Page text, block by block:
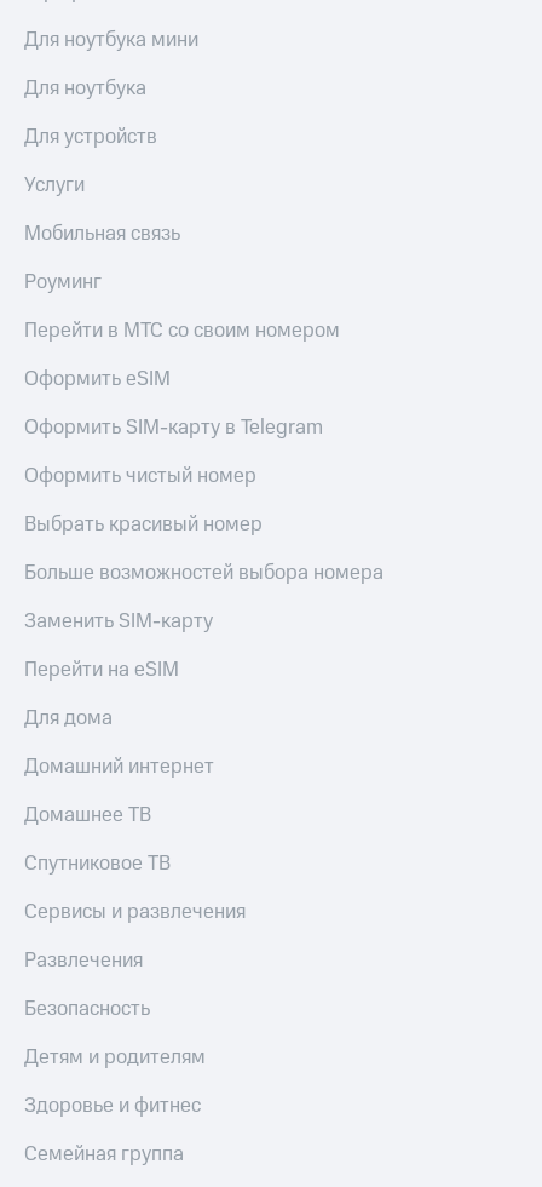
Для ноутбука мини
Для ноутбука
Для устройств
Услуги
Мобильная связь
Роуминг
Перейти в МТС со своим номером
Оформить eSIM
Оформить SIM-карту в Telegram
Оформить чистый номер
Выбрать красивый номер
Больше возможностей выбора номера
Заменить SIM-карту
Перейти на eSIM
Для дома
Домашний интернет
Домашнее ТВ
Спутниковое ТВ
Сервисы и развлечения
Развлечения
Безопасность
Детям и родителям
Здоровье и фитнес
Семейная группа